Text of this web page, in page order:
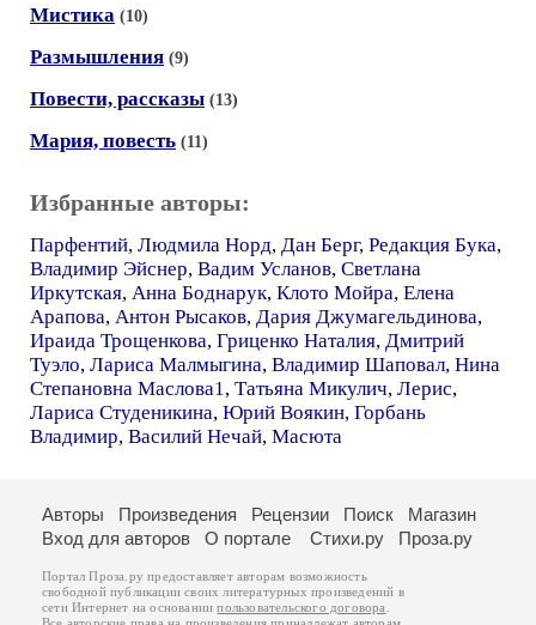
Мистика (10)
Размышления (9)
Повести, рассказы (13)
Мария, повесть (11)
Избранные авторы:
Парфентий, Людмила Норд, Дан Берг, Редакция Бука,
Владимир Эйснер, Вадим Усланов, Светлана
Иркутская, Анна Боднарук, Клото Мойра, Елена
Арапова, Антон Рысаков, Дария Джумагельдинова,
Ираида Трощенкова, Гриценко Наталия, Дмитрий
Туэло, Лариса Малмыгина, Владимир Шаповал, Нина
Степановна Маслова1, Татьяна Микулич, Лерис,
Лариса Студеникина, Юрий Воякин, Горбань
Владимир, Василий Нечай, Масюта
Авторы Произведения Рецензии Поиск
Магазин
Вход для авторов
О портале Стихи.ру Проза.ру
Портал Проза.ру предоставляет авторам возможность
свободной публикации своих литературных произведений в
сети Интернет на основаниипользовательского договора